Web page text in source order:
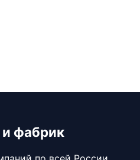
и фабрик